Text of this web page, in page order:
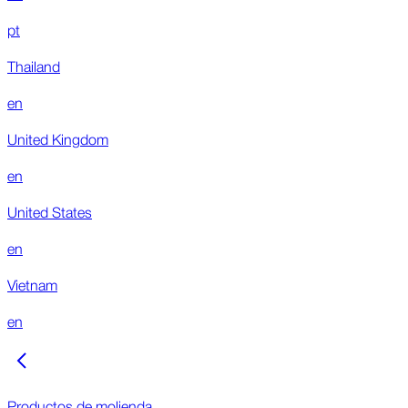
pt
Thailand
en
United Kingdom
en
United States
en
Vietnam
en